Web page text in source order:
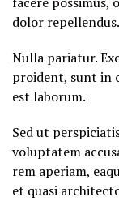
dolor repellendus.
Nulla pariatur.
proident, sunt in
est laborum.
Sed ut
voluptatem
rem aperiam,
et quasi